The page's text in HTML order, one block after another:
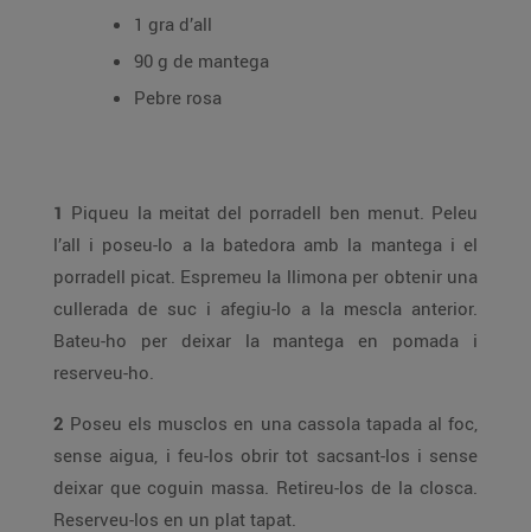
1 gra d’all
90 g de mantega
Pebre rosa
1 Piqueu la meitat del porradell ben menut. Peleu
l’all i poseu-lo a la batedora amb la mantega i el
porradell picat. Espremeu la llimona per obtenir una
cullerada de suc i afegiu-lo a la mescla anterior.
Bateu-ho per deixar la mantega en pomada i
reserveu-ho.
2 Poseu els musclos en una cassola tapada al foc,
sense aigua, i feu-los obrir tot sacsant-los i sense
deixar que coguin massa. Retireu-los de la closca.
Reserveu-los en un plat tapat.